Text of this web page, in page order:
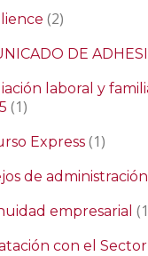
(2)
DE
laboral y
(1)
Express (1)
de administración
empresarial
con el